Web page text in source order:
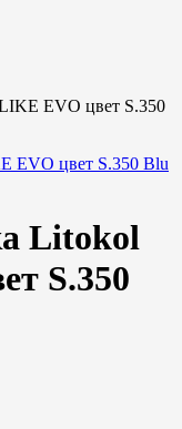
EVO цвет S.350
Litokol
S.350